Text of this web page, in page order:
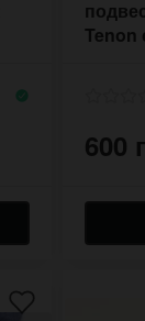
Tenon
600